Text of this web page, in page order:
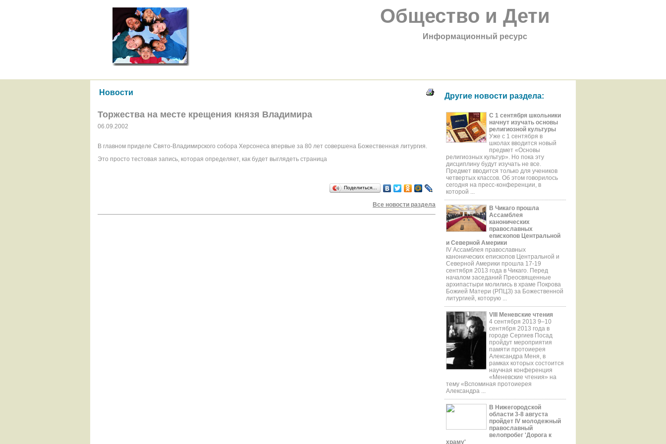
Общество и Дети
Информационный ресурс
Новости
Торжества на месте крещения князя Владимира
06.09.2002
В главном приделе Свято-Владимирского собора Херсонеса впервые за 80 лет совершена Божественная литургия.
Это просто тестовая запись, которая определяет, как будет выглядеть страница
Поделиться…
Все новости раздела
Другие новости раздела:
С 1 сентября школьники
начнут изучать основы
религиозной культуры
Уже с 1 сентября в
школах вводится новый
предмет «Основы
религиозных культур». Но пока эту
дисциплину будут изучать не все.
Предмет вводится только для учеников
четвертых классов. Об этом говорилось
сегодня на пресс-конференции, в
которой ...
В Чикаго прошла
Ассамблея
канонических
православных
епископов Центральной
и Северной Америки
IV Ассамблея православных
канонических епископов Центральной и
Северной Америки прошла 17-19
сентября 2013 года в Чикаго. Перед
началом заседаний Преосвященные
aрхипастыри молились в храме Покрова
Божией Матери (РПЦЗ) за Божественной
литургией, которую ...
VIII Меневские чтения
4 сентября 2013 9–10
сентября 2013 года в
городе Сергиев Посад
пройдут мероприятия
памяти протоиерея
Александра Меня, в
рамках которых состоится
научная конференция
«Меневские чтения» на
тему «Вспоминая протоиерея
Александра ...
В Нижегородской
области 3-8 августа
пройдет IV молодежный
православный
велопробег 'Дорога к
храму'